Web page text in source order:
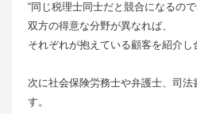
“同じ税理士同士だと競合になるので
双方の得意な分野が異なれば、
それぞれが抱えている顧客を紹介し
次に社会保険労務士や弁護士、司
す。